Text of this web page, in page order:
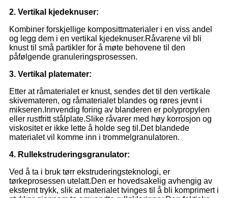
2. Vertikal kjedeknuser:
Kombiner forskjellige komposittmaterialer i en viss andel
og legg dem i en vertikal kjedeknuser.Råvarene vil bli
knust til små partikler for å møte behovene til den
påfølgende granuleringsprosessen.
3. Vertikal platemater:
Etter at råmaterialet er knust, sendes det til den vertikale
skivemateren, og råmaterialet blandes og røres jevnt i
mikseren.Innvendig foring av blanderen er polypropylen
eller rustfritt stålplate.Slike råvarer med høy korrosjon og
viskositet er ikke lette å holde seg til.Det blandede
materialet vil komme inn i trommelgranulatoren.
4. Rullekstruderingsgranulator:
Ved å ta i bruk tørr ekstruderingsteknologi, er
tørkeprosessen utelatt.Den er hovedsakelig avhengig av
eksternt trykk, slik at materialet tvinges til å bli komprimert i